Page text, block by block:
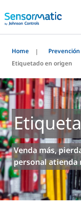
Home
Etiquetado en origen
Venda más,
personal atienda